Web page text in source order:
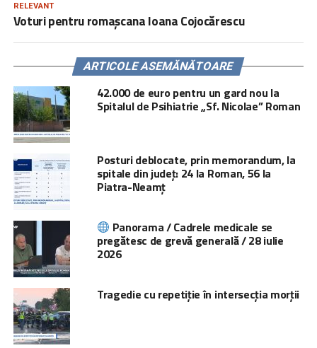
RELEVANT
Voturi pentru romașcana Ioana Cojocărescu
ARTICOLE ASEMĂNĂTOARE
42.000 de euro pentru un gard nou la
Spitalul de Psihiatrie „Sf. Nicolae” Roman
Posturi deblocate, prin memorandum, la
spitale din județ: 24 la Roman, 56 la
Piatra-Neamț
Panorama / Cadrele medicale se
pregătesc de grevă generală / 28 iulie
2026
Tragedie cu repetiție în intersecția morții